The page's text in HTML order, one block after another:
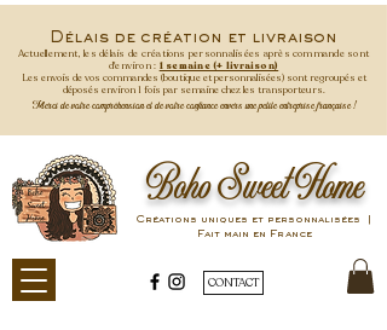
Délais de création et livraison
Actuellement, les délais de créations personnalisées après commande sont
d'environ : 1 semaine (+ livraison)
Les envois de vos commandes (boutique et personnalisées) sont regroupés et
déposés environ 1 fois par semainechez les transporteurs.
Merci de votre compréhension et de votre confiance envers une petite entreprise française !
Boho Sweet Home
Créations uniques et personnalisées |
Fait main en France
CONTACT